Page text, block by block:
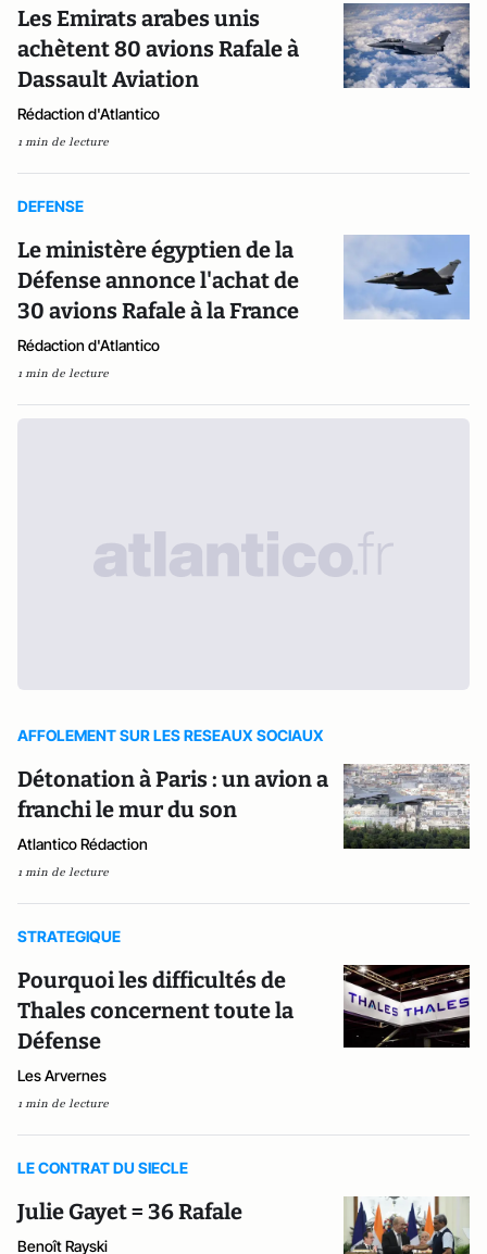
Les Emirats arabes unis
achètent 80 avions Rafale à
Dassault Aviation
Rédaction d'Atlantico
1 min de lecture
DEFENSE
Le ministère égyptien de la
Défense annonce l'achat de
30 avions Rafale à la France
Rédaction d'Atlantico
1 min de lecture
AFFOLEMENT SUR LES RESEAUX SOCIAUX
Détonation à Paris : un avion a
franchi le mur du son
Atlantico Rédaction
1 min de lecture
STRATEGIQUE
Pourquoi les difficultés de
Thales concernent toute la
Défense
Les Arvernes
1 min de lecture
LE CONTRAT DU SIECLE
Julie Gayet = 36 Rafale
Benoît Rayski